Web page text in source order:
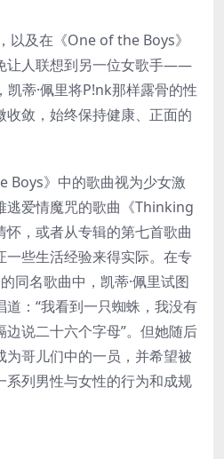
以及在《One of the Boys》
让人联想到另一位女歌手——
蒂·佩里将P!nk那样露骨的性
收敛，始终保持健康、正面的
Boys》中的歌曲视为少女激
逃爱情魔咒的歌曲《Thinking
，或者从专辑的第七首歌曲
一些生活经验来得实际。在专
同名歌曲中，凯蒂·佩里试图
：“我看到一只蜘蛛，我没有
说二十六个字母”。但她随后
哥儿们中的一员，并希望被
系列男性与女性的行为和成规